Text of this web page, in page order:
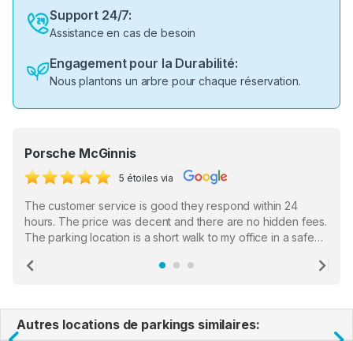
Support 24/7:
Assistance en cas de besoin
Engagement pour la Durabilité:
Nous plantons un arbre pour chaque réservation.
Porsche McGinnis
5 étoiles via
The customer service is good they respond within 24
hours. The price was decent and there are no hidden fees.
The parking location is a short walk to my office in a safe
the staff who serve as a third party in distributing the
Previous
Autres locations de parkings similaires: